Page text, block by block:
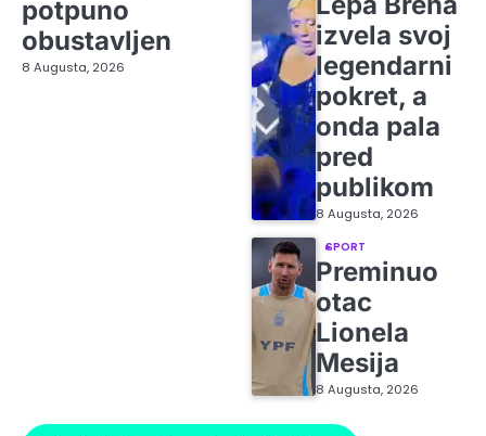
potpuno
obustavljen
8 Augusta, 2026
izvela svoj
legendarni
pokret, a
onda pala
pred
publikom
8 Augusta, 2026
SPORT
Preminuo
otac
Lionela
Mesija
8 Augusta, 2026